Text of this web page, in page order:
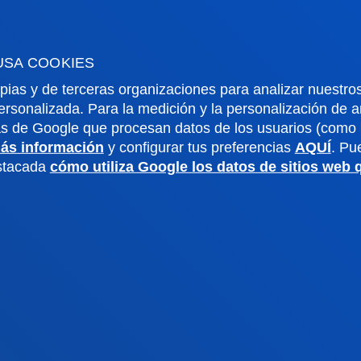
COOKIES
y de terceras organizaciones para analizar
Para la medición y la personalización de
de Google que procesan datos de los usuarios (como
información y configurar tus preferencias AQUÍ.
cómo utiliza Google los datos de sitios web
Campus
Mayor
Alumni
universitario
Revista Deusto
Blogs
Gabinete de prensa